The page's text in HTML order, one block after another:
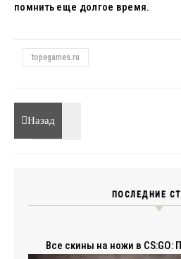
помнить еще долгое время.
topegames.ru
Назад
ПОСЛЕДНИЕ
Все скины на ножи в CS:GO: